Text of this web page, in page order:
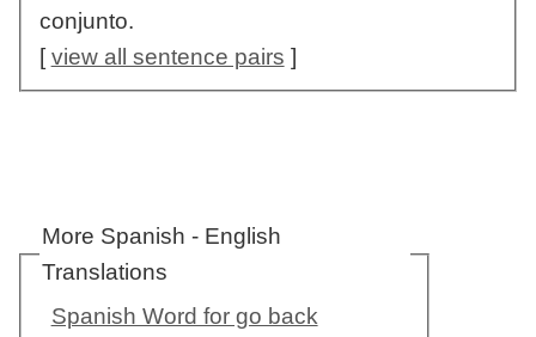
conjunto.
[view all sentence pairs ]
More Spanish - English
Translations
Spanish Word for go back